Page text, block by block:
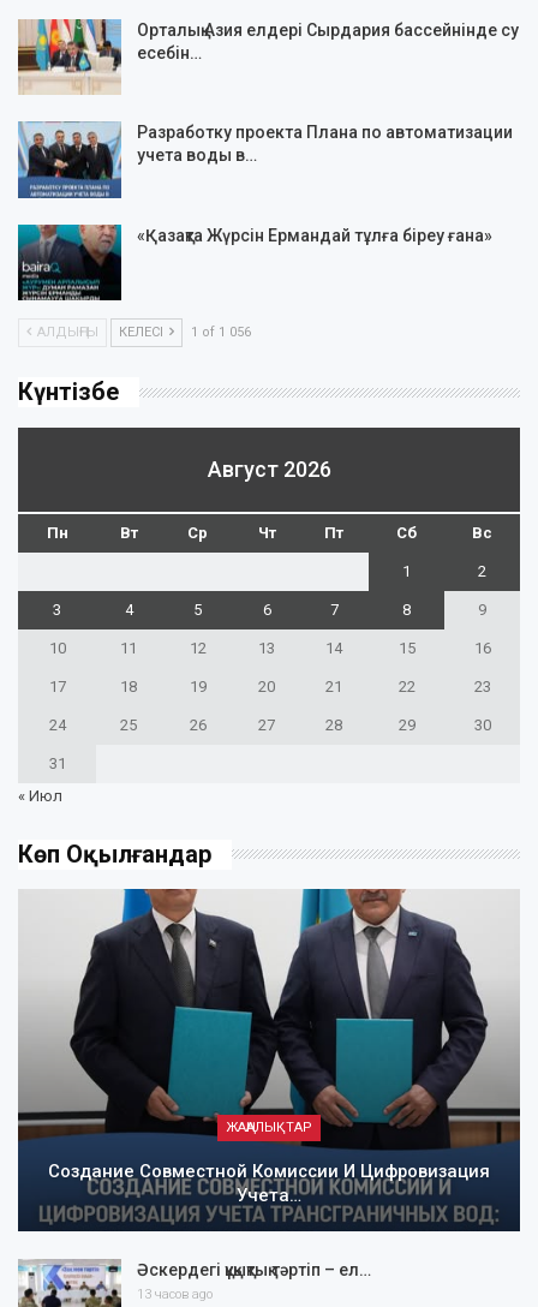
Орталық Азия елдері Сырдария бассейнінде су
есебін…
Разработку проекта Плана по автоматизации
учета воды в…
«Қазақта Жүрсін Ермандай тұлға біреу ғана»
АЛДЫҢҒЫ КЕЛЕСІ 1 of 1 056
Күнтізбе
Август 2026
Пн Вт Ср Чт Пт Сб Вс
1 2
3 4 5 6 7 8 9
10 11 12 13 14 15 16
17 18 19 20 21 22 23
24 25 26 27 28 29 30
31
« Июл
Көп Оқылғандар
ЖАҢАЛЫҚТАР
Создание Совместной Комиссии И Цифровизация
Учета…
Әскердегі құқықтық тәртіп – ел…
13 часов ago